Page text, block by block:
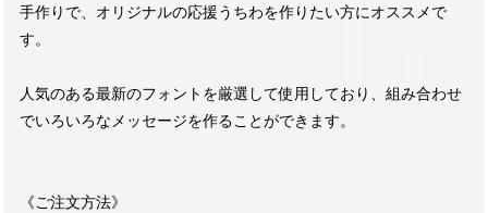
手作りで、オリジナルの応援うちわを作りたい方にオススメで
す。
人気のある最新のフォントを厳選して使用しており、組み合わせ
でいろいろなメッセージを作ることができます。
《ご注文方法》